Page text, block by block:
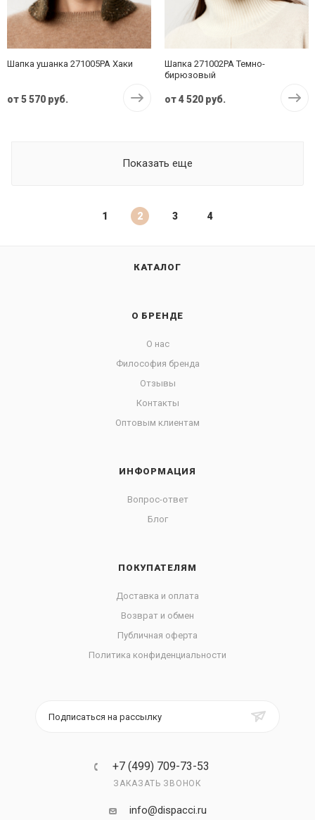
Шапка ушанка 271005PA Хаки
от5 570 руб.
Шапка 271002PA Темно-
бирюзовый
от4 520 руб.
Показать еще
1 2 3 4
КАТАЛОГ
О БРЕНДЕ
О нас
Философия бренда
Отзывы
Контакты
Оптовым клиентам
ИНФОРМАЦИЯ
Вопрос-ответ
Блог
ПОКУПАТЕЛЯМ
Доставка и оплата
Возврат и обмен
Публичная оферта
Политика конфиденциальности
Подписаться на рассылку
+7 (499) 709-73-53
ЗАКАЗАТЬ ЗВОНОК
info@dispacci.ru